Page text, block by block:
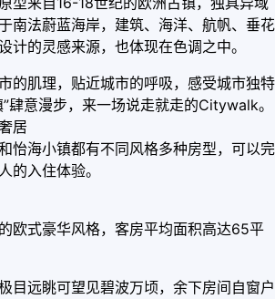
南法蔚蓝海岸，建筑、海洋、航帆、垂花
计的灵感来源，也体现在色调之中。
的肌理，贴近城市的呼吸，感受城市独特
肆意漫步，来一场说走就走的Citywalk。
居
怡海小镇都有不同风格多种房型，可以完
的入住体验。
欧式豪华风格，客房平均面积高达65平
目远眺可望见碧波万顷，余下房间自窗户